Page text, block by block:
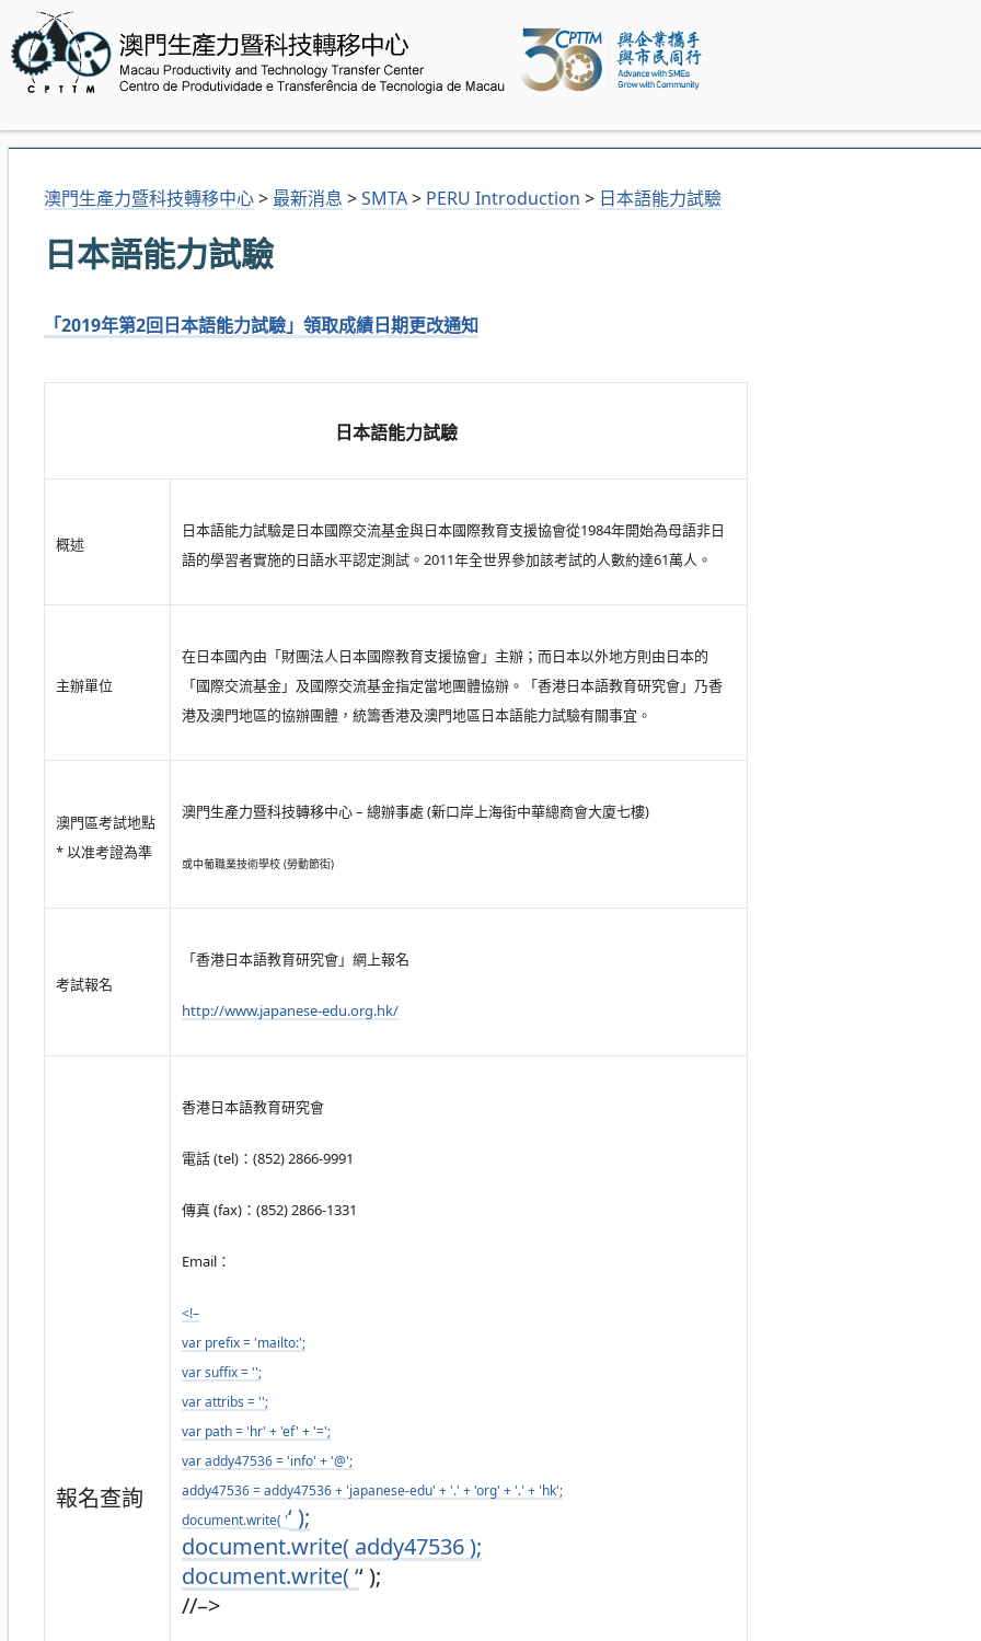
澳門生產力暨科技轉移中心> 最新消息 >SMTA> PERU Introduction > 日本語能力試驗
日本語能力試驗
「2019年第2回日本語能力試驗」領取成績日期更改通知
日本語能力試驗
概述
日本語能力試驗是日本國際交流基金與日本國際教育支援協會從1984年開始為母語非日
語的學習者實施的日語水平認定測試。2011年全世界參加該考試的人數約達61萬人。
主辦單位
在日本國內由「財團法人日本國際教育支援協會」主辦；而日本以外地方則由日本的
「國際交流基金」及國際交流基金指定當地團體協辦。「香港日本語教育研究會」乃香
港及澳門地區的協辦團體，統籌香港及澳門地區日本語能力試驗有關事宜。
澳門區考試地點
* 以准考證為準
澳門生產力暨科技轉移中心 – 總辦事處 (新口岸上海街中華總商會大廈七樓)
或中葡職業技術學校 (勞動節街)
考試報名
「香港日本語教育研究會」網上報名
http://www.japanese-edu.org.hk/
報名查詢
香港日本語教育研究會
電話 (tel)：(852) 2866-9991
傳真 (fax)：(852) 2866-1331
Email：
<!–
var prefix = 'mailto:';
var suffix = '';
var attribs = '';
var path = 'hr' + 'ef' + '=';
var addy47536 = 'info' + '@';
addy47536 = addy47536 + 'japanese-edu' + '.' + 'org' + '.' + 'hk';
document.write( '‘ );
document.write( addy47536 );
document.write( ‘‘ );
//–>